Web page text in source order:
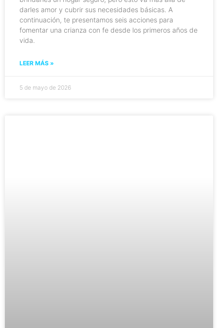
darles amor y cubrir sus necesidades básicas. A
continuación, te presentamos seis acciones para
fomentar una crianza con fe desde los primeros años de
vida.
LEER MÁS »
5 de mayo de 2026